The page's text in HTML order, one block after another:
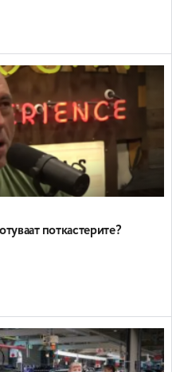
поткастерите?